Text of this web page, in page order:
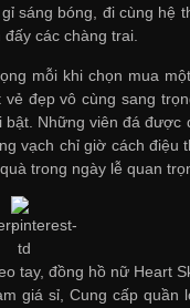
sáng bóng, đi cùng hệ
các chàng trai.
mỗi khi chọn mua
vẻ đẹp vô cùng sang
Những viên đá
vạch chỉ giờ cách
trong ngày lễ quan
tay, đồng hồ nữ Heart
giá sỉ,Cung cấp quần